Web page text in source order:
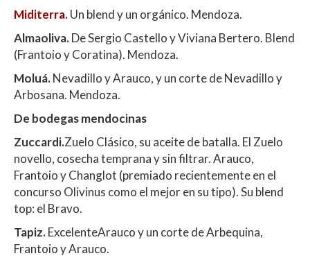
Miditerra.Un blend y un orgánico. Mendoza.
Almaoliva.De Sergio Castello y Viviana Bertero. Blend
(Frantoio y Coratina). Mendoza.
Moluá.Nevadillo y Arauco, y un corte de Nevadillo y
Arbosana. Mendoza.
De bodegas mendocinas
Zuccardi.Zuelo Clásico, su aceite de batalla. El Zuelo
novello, cosecha temprana y sin filtrar. Arauco,
Frantoio y Changlot (premiado recientemente en el
concurso Olivinus como el mejor en su tipo). Su blend
top: el Bravo.
Tapiz.ExcelenteArauco y un corte de Arbequina,
Frantoio y Arauco.